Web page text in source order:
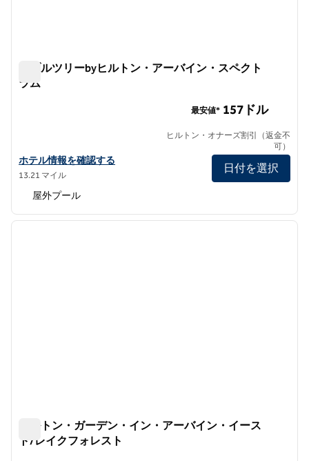
ダブルツリーbyヒルトン・アーバイン・スペクト
ラム
ダブルツリーbyヒルトン・アーバイン・スペクトラムの詳細を見る
ホテル情報を確認する
13.21 マイル
最安値* 157ドル
ヒルトン・オナーズ割引（返金不
可）
日付を選択
屋外プール
1/12
次の
ヒルトン・ガーデン・イン・アーバイン・イース
ト/レイクフォレスト